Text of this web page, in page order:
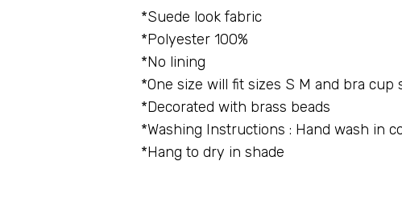
Suede look fabric*
100% Polyester*
No lining*
One size will fit sizes S M and bra cup
Decorated with brass beads*
Washing Instructions : Hand wash in
Hang to dry in shade*